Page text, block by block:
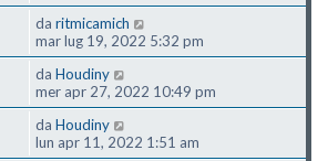
da ritmicamich
mar lug 19, 2022 5:32 pm
da Houdiny
mer apr 27, 2022 10:49 pm
da Houdiny
lun apr 11, 2022 1:51 am